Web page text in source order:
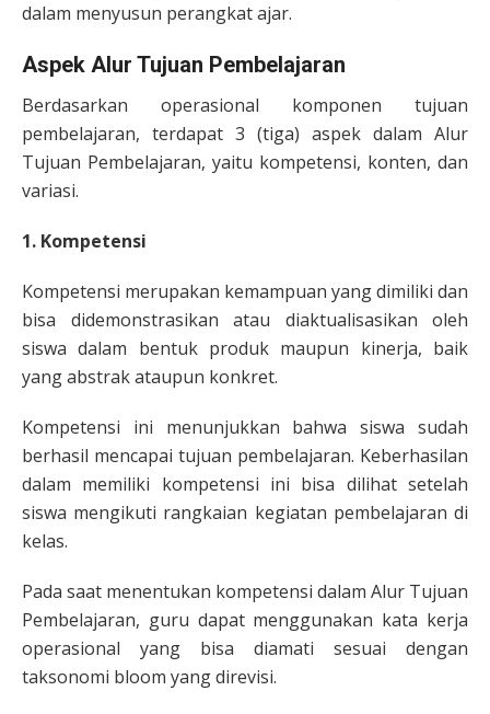
dalam menyusun perangkat ajar.
Aspek Alur Tujuan Pembelajaran
Berdasarkan operasional komponen tujuan
pembelajaran, terdapat 3 (tiga) aspek dalam Alur
Tujuan Pembelajaran, yaitu kompetensi, konten, dan
variasi.
1. Kompetensi
Kompetensi merupakan kemampuan yang dimiliki dan
bisa didemonstrasikan atau diaktualisasikan oleh
siswa dalam bentuk produk maupun kinerja, baik
yang abstrak ataupun konkret.
Kompetensi ini menunjukkan bahwa siswa sudah
berhasil mencapai tujuan pembelajaran. Keberhasilan
dalam memiliki kompetensi ini bisa dilihat setelah
siswa mengikuti rangkaian kegiatan pembelajaran di
kelas.
Pada saat menentukan kompetensi dalam Alur Tujuan
Pembelajaran, guru dapat menggunakan kata kerja
operasional yang bisa diamati sesuai dengan
taksonomi bloom yang direvisi.